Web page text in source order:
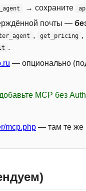
→ сохраните
почты —
, get_pricing ,
.
— опционально
MCP без
mcp.php — там те же